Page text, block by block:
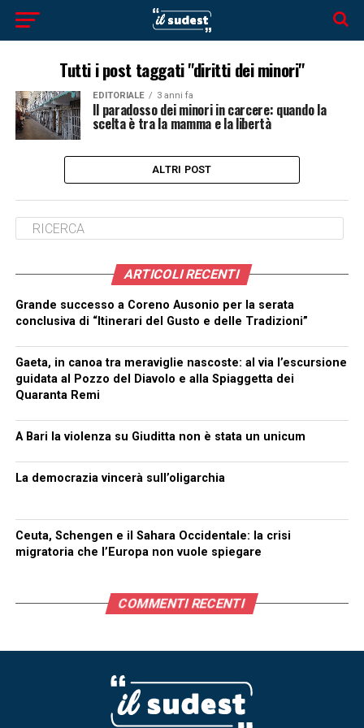
Tutti i post taggati "diritti dei minori"
EDITORIALE 3 anni fa
Il paradosso dei minori in carcere: quando la
scelta è tra la mamma e la libertà
ALTRI POST
ARTICOLI RECENTI
Grande successo a Coreno Ausonio per la serata
conclusiva di “Itinerari del Gusto e delle Tradizioni”
Gaeta, in canoa tra meraviglie nascoste: al via l’escursione
guidata al Pozzo del Diavolo e alla Spiaggetta dei
Quaranta Remi
A Bari la violenza su Giuditta non è stata un unicum
La democrazia vincerà sull’oligarchia
Ceuta, Schengen e il Sahara Occidentale: la crisi
migratoria che l’Europa non vuole spiegare
COMMENTI RECENTI